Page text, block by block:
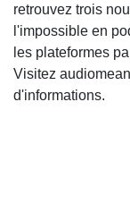
retrouvez trois
l'impossible en
les plateformes
Visitez
d'informations.